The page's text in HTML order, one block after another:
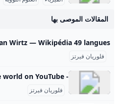
المقالات الموصى بها
فلوريان فيرتز
فلوريان فيرتز